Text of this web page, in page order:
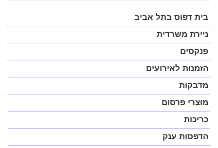
פתח
תפריט
במצב
נגיש
(התפריט
יפתח
בחלונית
בית דפוס בתל אביב
ניירת משרדית
פנקסים
הזמנות לאירועים
מדבקות
מוצרי פרסום
כריכות
הדפסות ענק